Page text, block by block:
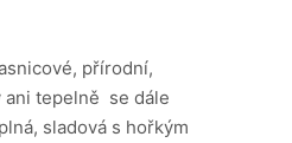
přírodní,
ani tepelně se dále
sladová s hořkým